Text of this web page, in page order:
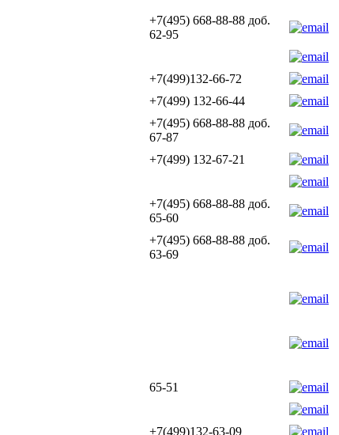
+7(495) 668-88-88 доб.
62-95
+7(499)132-66-72
+7(499) 132-66-44
+7(495) 668-88-88 доб.
67-87
+7(499) 132-67-21
+7(495) 668-88-88 доб.
65-60
+7(495) 668-88-88 доб.
63-69
65-51
+7(499)132-63-09